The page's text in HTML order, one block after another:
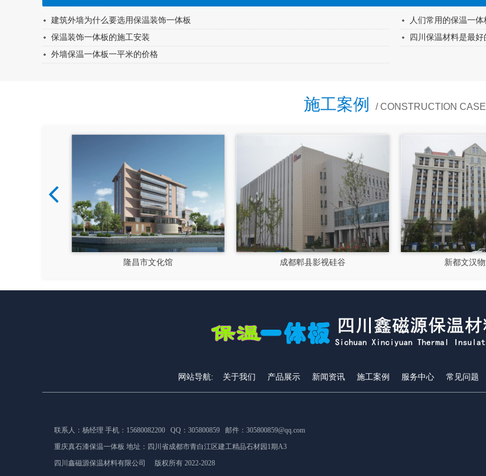
建筑外墙为什么要选用保温装饰一体板
人们常用的保温一
保温装饰一体板的施工安装
四川保温材料是最
外墙保温一体板一平米的价格
施工案例 / CONSTRUCTION CASE
成都郫县影视硅谷 新都文汉物流园区
网站导航: 关于我们 产品展示 新闻资讯 施工案例 服务中心 常见问题
联系人：杨经理 手机：15680082200 QQ：305800859 邮件：305800859@qq.com
重庆真石漆保温一体板 地址： 四川省成都市青白江区建工精品石材园1期A3
四川鑫磁源保温材料有限公司 版权所有 2022-2028